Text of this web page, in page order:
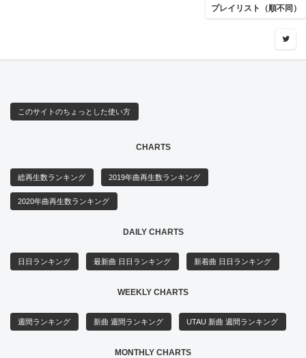
プレイリスト（順不同）
このサイトのちょっとした使い方
CHARTS
総再生数ランキング 2019年曲再生数ランキング
2020年曲再生数ランキング
DAILY CHARTS
日日ランキング 最新曲 日日ランキング 新着曲 日日ランキング
WEEKLY CHARTS
週間ランキング 新曲 週間ランキング UTAU 新曲 週間ランキング
MONTHLY CHARTS